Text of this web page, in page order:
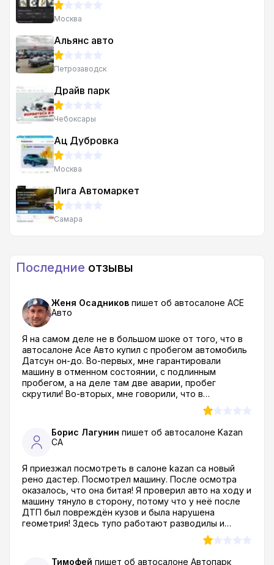
Москва
Альянс авто
Петрозаводск
Драйв парк
Чебоксары
Ац Дубровка
Москва
Лига Автомаркет
Самара
Последние отзывы
Женя Осадников пишет об автосалоне АСЕ
Авто
Я на самом деле не в большом шоке от того, что в
автосалоне Асе Авто купил с пробегом автомобиль
Датсун он-до. Во-первых, мне гарантировали
машину в отменном состоянии, с подлинным
пробегом, а на деле там две аварии, пробег
скрутили! Во-вторых, мне говорили, что в
документах один собственник, обманули, их было
четыре!!! Дело в том ,что в момент покупки мне
показывали копию, а оригинал абсолютно отличался.
Это УЖАС!!!
Борис Лагунин пишет об автосалоне Kazan
CA
Я приезжал посмотреть в салоне kazan ca новый
рено дастер. Посмотрел машину. После осмотра
оказалось, что она битая! Я проверил авто на ходу и
машину тянуло в сторону, потому что у неё после
ДТП был повреждён кузов и была нарушена
геометрия! Здесь тупо работают разводилы и
кидалы! Как можно вообще продавать такой тотал?!
Я был просто в шоке! даже в ах*е, если быть совсем
откровенным...
Тимофей пишет об автосалоне Автопарк